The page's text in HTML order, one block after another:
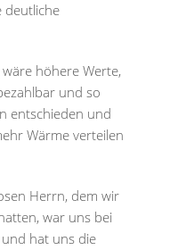
deutliche
höhere Werte,
und so
entschieden und
Wärme verteilen
Herrn, dem wir
war uns bei
hat uns die